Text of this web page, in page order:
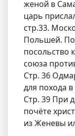
женой в
царь
стр.33.
Польшей.
посольство
союза
Стр. 36
для похода
Стр. 39 При
почёте
из Женевы